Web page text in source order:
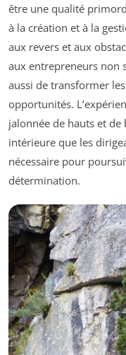
être une qualité
à la création et à la
aux revers et aux
aux entrepreneurs non
aussi de transformer
opportunités.
jalonnée de hauts et de
intérieure que les
nécessaire pour
détermination.